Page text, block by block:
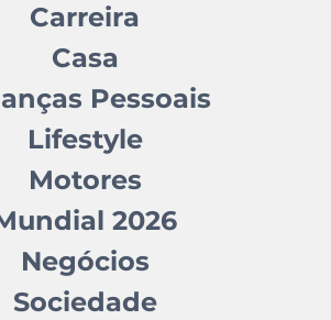
Carreira
Casa
Pessoais
Lifestyle
Motores
2026
Negócios
Sociedade